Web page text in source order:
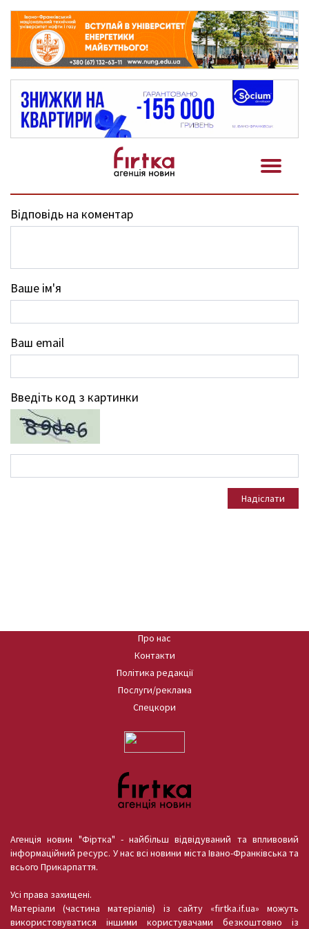
Відповідь на коментар
Ваше ім'я
Ваш email
Введіть код з картинки
Надіслати
Про нас
Контакти
Політика редакції
Послуги/реклама
Спецкори
Агенція новин "Фіртка" - найбільш відвідуваний та впливовий
інформаційний ресурс. У нас всі новини міста Івано-Франківська та
всього Прикарпаття.
Усі права захищені.
Матеріали (частина матеріалів) із сайту «firtka.if.ua» можуть
використовуватися іншими користувачами безкоштовно із